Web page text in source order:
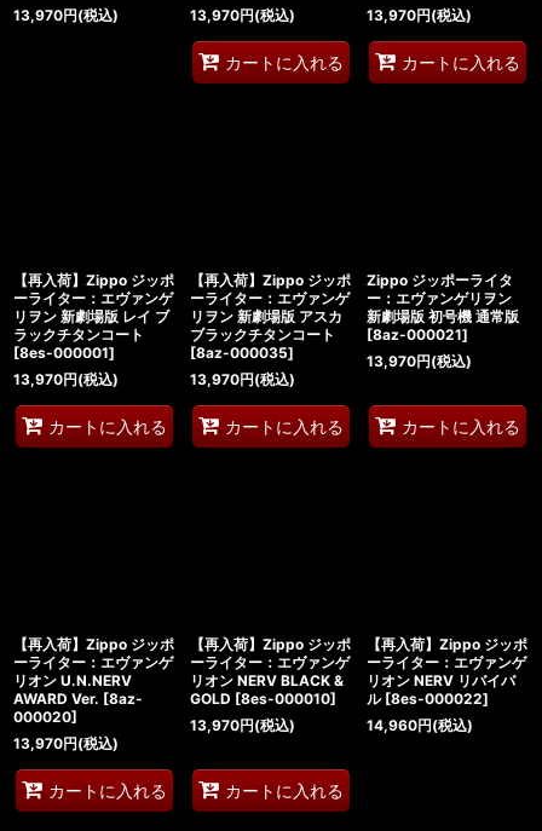
13,970円(税込)
13,970円(税込)
カートに入れる
13,970円(税込)
カートに入れる
【再入荷】Zippo ジッポ
ーライター：エヴァンゲ
リヲン 新劇場版 レイ ブ
ラックチタンコート
[8es-000001]
13,970円(税込)
カートに入れる
【再入荷】Zippo ジッポ
ーライター：エヴァンゲ
リヲン 新劇場版 アスカ
ブラックチタンコート
[8az-000035]
13,970円(税込)
カートに入れる
Zippo ジッポーライタ
ー：エヴァンゲリヲン
新劇場版 初号機 通常版
[8az-000021]
13,970円(税込)
カートに入れる
【再入荷】Zippo ジッポ
ーライター：エヴァンゲ
リオン U.N.NERV
AWARD Ver. [8az-
000020]
13,970円(税込)
カートに入れる
【再入荷】Zippo ジッポ
ーライター：エヴァンゲ
リオン NERV BLACK &
GOLD [8es-000010]
13,970円(税込)
カートに入れる
【再入荷】Zippo ジッポ
ーライター：エヴァンゲ
リオン NERV リバイバ
ル [8es-000022]
14,960円(税込)